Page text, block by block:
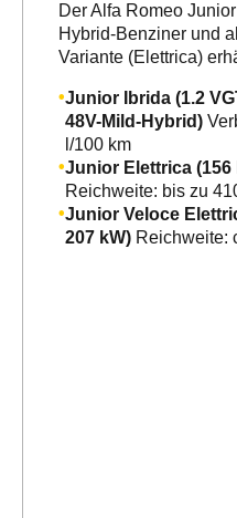
Der Alfa Romeo
Hybrid-Benziner und
Variante (Elettrica)
Junior Ibrida (1.2
48V-Mild-Hybrid)
l/100 km
Junior Elettrica (156
Reichweite: bis zu
Junior Veloce
207 kW) Reichweite: